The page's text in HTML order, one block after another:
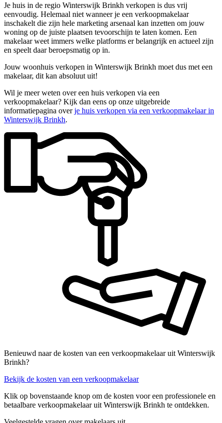
Je huis in de regio Winterswijk Brinkh verkopen is dus vrij
eenvoudig. Helemaal niet wanneer je een verkoopmakelaar
inschakelt die zijn hele marketing arsenaal kan inzetten om jouw
woning op de juiste plaatsen tevoorschijn te laten komen. Een
makelaar weet immers welke platforms er belangrijk en actueel zijn
en speelt daar beroepsmatig op in.
Jouw woonhuis verkopen in Winterswijk Brinkh moet dus met een
makelaar, dit kan absoluut uit!
Wil je meer weten over een huis verkopen via een
verkoopmakelaar? Kijk dan eens op onze uitgebreide
informatiepagina overje huis verkopen via een verkoopmakelaar in
Winterswijk Brinkh.
Benieuwd naar de kosten van een verkoopmakelaar uit Winterswijk
Brinkh?
Bekijk de kosten van een verkoopmakelaar
Klik op bovenstaande knop om de kosten voor een professionele en
betaalbare verkoopmakelaar uit Winterswijk Brinkh te ontdekken.